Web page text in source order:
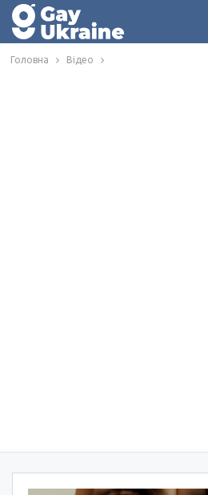
Головна Відео